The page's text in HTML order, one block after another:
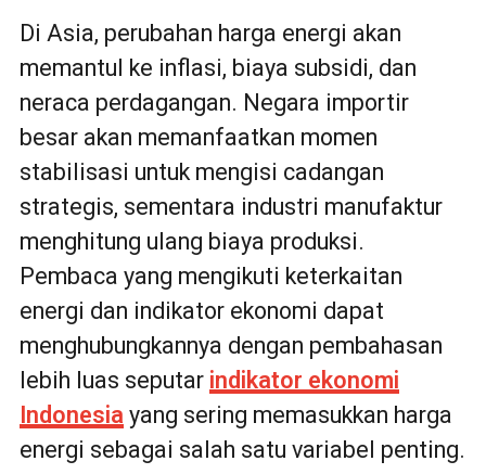
Di Asia, perubahan harga energi akan
memantul ke inflasi, biaya subsidi, dan
neraca perdagangan. Negara importir
besar akan memanfaatkan momen
stabilisasi untuk mengisi cadangan
strategis, sementara industri manufaktur
menghitung ulang biaya produksi.
Pembaca yang mengikuti keterkaitan
energi dan indikator ekonomi dapat
menghubungkannya dengan pembahasan
lebih luas seputar indikator ekonomi
Indonesia yang sering memasukkan harga
energi sebagai salah satu variabel penting.